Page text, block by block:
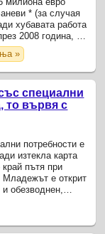
* (за случая
хубавата работа
2008 година, се
седем вида
»
специални
то вървя с
потребности е
изтекла карта
пътя при
Младежът е открит
обезводнен,
на МВР в